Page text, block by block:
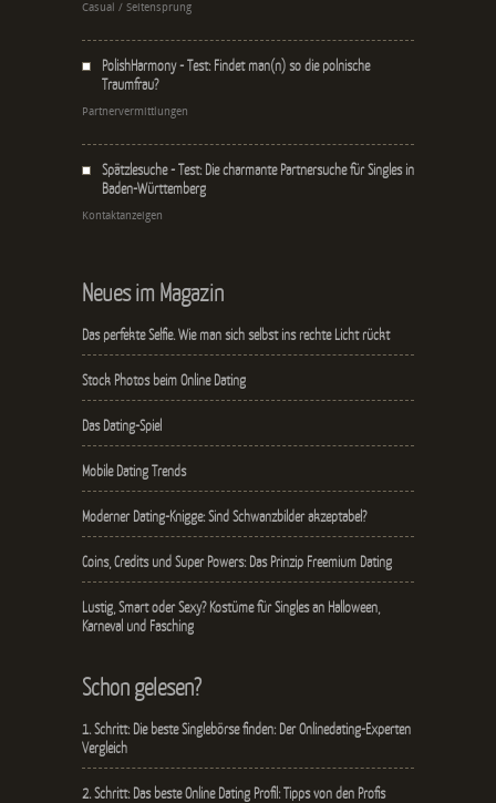
Casual / Seitensprung
PolishHarmony - Test: Findet man(n) so die polnische
Traumfrau?
Partnervermittlungen
Spätzlesuche - Test: Die charmante Partnersuche für Singles in
Baden-Württemberg
Kontaktanzeigen
Neues im Magazin
Das perfekte Selfie. Wie man sich selbst ins rechte Licht rückt
Stock Photos beim Online Dating
Das Dating-Spiel
Mobile Dating Trends
Moderner Dating-Knigge: Sind Schwanzbilder akzeptabel?
Coins, Credits und Super Powers: Das Prinzip Freemium Dating
Lustig, Smart oder Sexy? Kostüme für Singles an Halloween,
Karneval und Fasching
Schon gelesen?
1. Schritt: Die beste Singlebörse finden: Der Onlinedating-Experten
Vergleich
2. Schritt: Das beste Online Dating Profil: Tipps von den Profis